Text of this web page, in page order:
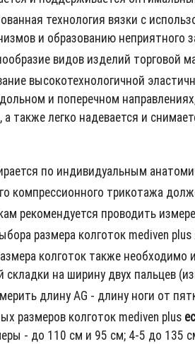
технология вязки с
и образованию неприятного
видов изделий торговой
высокотехнологичной
и поперечном
также легко надевается и
по индивидуальным
компрессионного трикотажа
рекомендуется проводить
размера колготок mediven
колготок также
на ширину двух пальцев
длину AG - длину ноги от
размеров колготок mediven plus
- до 110 см и 95 см; 4-5 до 135